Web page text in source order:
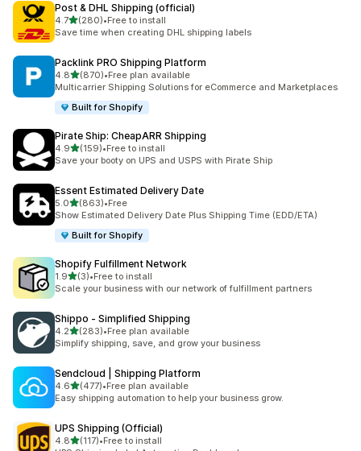
Post & DHL Shipping (official)
4.7별 5개 중
(280)
총 리뷰 280개
•Free to install
Save time when creating DHL shipping labels
Packlink PRO Shipping Platform
4.8별 5개 중
(870)
총 리뷰 870개
•Free plan available
Multicarrier Shipping Solutions for eCommerce and Marketplaces
Built for Shopify
Pirate Ship: CheapARR Shipping
4.9별 5개 중
(159)
총 리뷰 159개
•Free to install
Save your booty on UPS and USPS with Pirate Ship
Essent Estimated Delivery Date
5.0별 5개 중
(863)
총 리뷰 863개
•Free
Show Estimated Delivery Date Plus Shipping Time (EDD/ETA)
Built for Shopify
Shopify Fulfillment Network
1.9별 5개 중
(3)
총 리뷰 3개
•Free to install
Scale your business with our network of fulfillment partners
Shippo ‑ Simplified Shipping
4.2별 5개 중
(283)
총 리뷰 283개
•Free plan available
Simplify shipping, save, and grow your business
Sendcloud | Shipping Platform
4.6별 5개 중
(477)
총 리뷰 477개
•Free plan available
Easy shipping automation to help your business grow.
UPS Shipping (Official)
4.8별 5개 중
(117)
총 리뷰 117개
•Free to install